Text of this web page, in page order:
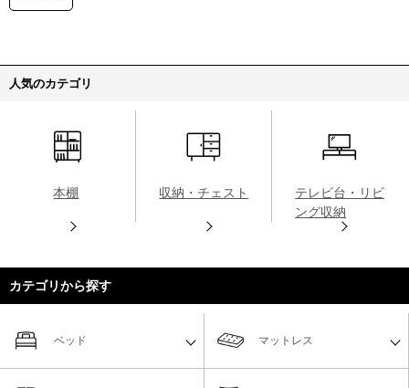
人気のカテゴリ
本棚 収納・チェスト
テレビ台・リビ
ング収納
カテゴリから探す
ベッド マットレス